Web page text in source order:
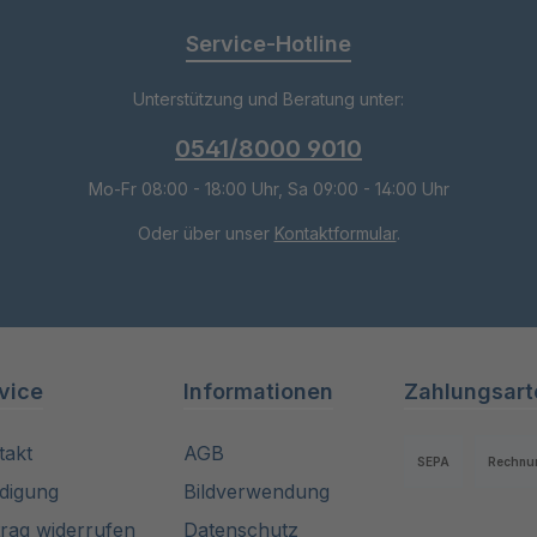
Service-Hotline
Unterstützung und Beratung unter:
0541/8000 9010
Mo-Fr 08:00 - 18:00 Uhr, Sa 09:00 - 14:00 Uhr
Oder über unser Kontaktformular.
widerrufen
Informationen
AGB
Bildverwendung
Datenschutz
SEPA